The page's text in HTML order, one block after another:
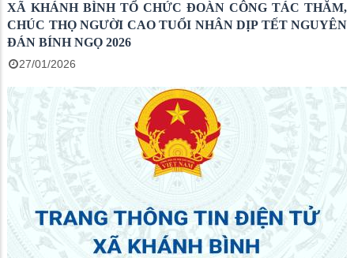
XÃ KHÁNH BÌNH TỔ CHỨC ĐOÀN CÔNG TÁC THĂM,
CHÚC THỌ NGƯỜI CAO TUỔI NHÂN DỊP TẾT NGUYÊN
ĐÁN BÍNH NGỌ 2026
27/01/2026